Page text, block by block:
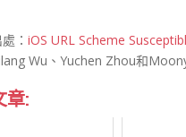
： iOS URL Scheme
Wu、Yuchen Zhou和
章: